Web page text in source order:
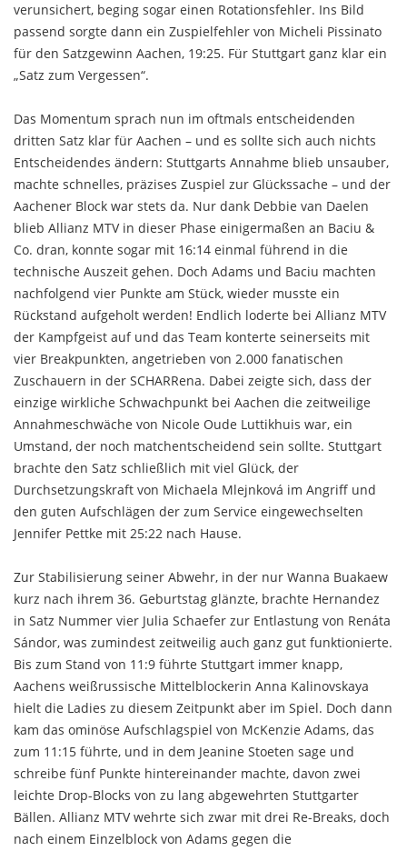
verunsichert, beging sogar einen Rotationsfehler. Ins Bild
passend sorgte dann ein Zuspielfehler von Micheli Pissinato
für den Satzgewinn Aachen, 19:25. Für Stuttgart ganz klar ein
„Satz zum Vergessen“.
Das Momentum sprach nun im oftmals entscheidenden
dritten Satz klar für Aachen – und es sollte sich auch nichts
Entscheidendes ändern: Stuttgarts Annahme blieb unsauber,
machte schnelles, präzises Zuspiel zur Glückssache – und der
Aachener Block war stets da. Nur dank Debbie van Daelen
blieb Allianz MTV in dieser Phase einigermaßen an Baciu &
Co. dran, konnte sogar mit 16:14 einmal führend in die
technische Auszeit gehen. Doch Adams und Baciu machten
nachfolgend vier Punkte am Stück, wieder musste ein
Rückstand aufgeholt werden! Endlich loderte bei Allianz MTV
der Kampfgeist auf und das Team konterte seinerseits mit
vier Breakpunkten, angetrieben von 2.000 fanatischen
Zuschauern in der SCHARRena. Dabei zeigte sich, dass der
einzige wirkliche Schwachpunkt bei Aachen die zeitweilige
Annahmeschwäche von Nicole Oude Luttikhuis war, ein
Umstand, der noch matchentscheidend sein sollte. Stuttgart
brachte den Satz schließlich mit viel Glück, der
Durchsetzungskraft von Michaela Mlejnková im Angriff und
den guten Aufschlägen der zum Service eingewechselten
Jennifer Pettke mit 25:22 nach Hause.
Zur Stabilisierung seiner Abwehr, in der nur Wanna Buakaew
kurz nach ihrem 36. Geburtstag glänzte, brachte Hernandez
in Satz Nummer vier Julia Schaefer zur Entlastung von Renáta
Sándor, was zumindest zeitweilig auch ganz gut funktionierte.
Bis zum Stand von 11:9 führte Stuttgart immer knapp,
Aachens weißrussische Mittelblockerin Anna Kalinovskaya
hielt die Ladies zu diesem Zeitpunkt aber im Spiel. Doch dann
kam das ominöse Aufschlagspiel von McKenzie Adams, das
zum 11:15 führte, und in dem Jeanine Stoeten sage und
schreibe fünf Punkte hintereinander machte, davon zwei
leichte Drop-Blocks von zu lang abgewehrten Stuttgarter
Bällen. Allianz MTV wehrte sich zwar mit drei Re-Breaks, doch
nach einem Einzelblock von Adams gegen die